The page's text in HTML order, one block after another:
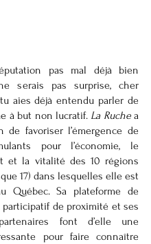
pas mal déjà bien
serais pas surprise, cher
aies déjà entendu parler de
à but non lucratif. La Ruche a
de favoriser l’émergence de
pour l’économie, le
et la vitalité des 10 régions
17) dans lesquelles elle est
Québec. Sa plateforme de
de proximité et ses
font d’elle une
pour faire connaître